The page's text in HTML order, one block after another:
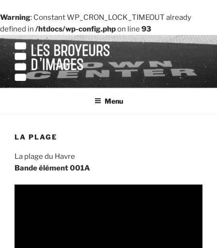
Warning: Constant WP_CRON_LOCK_TIMEOUT already
defined in /htdocs/wp-config.phpon line 93
Aller
au
contenu
principal
LE SITE DE L'ASSOCIATION
Menu
LA PLAGE
La plage du Havre
Bande élément 001A